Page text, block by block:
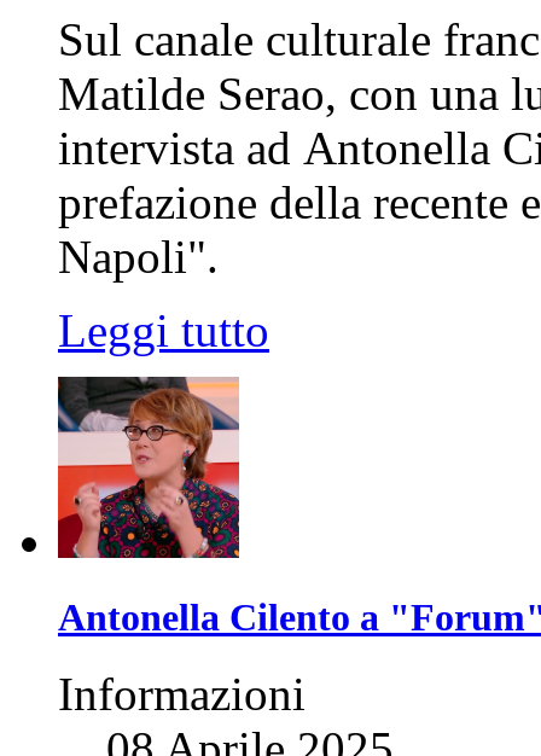
Sul canale culturale
Matilde Serao, con una
intervista ad Antonella
prefazione della recente
Napoli".
Leggi tutto
Antonella Cilento a
Informazioni